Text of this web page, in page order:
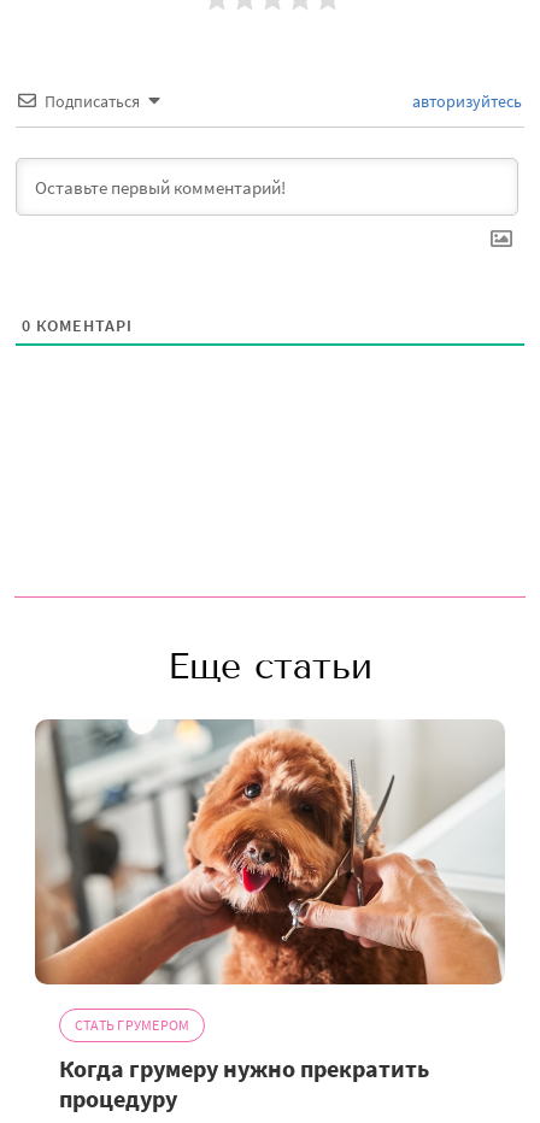
Подписаться авторизуйтесь
0 КОМЕНТАРІ
Еще статьи
СТАТЬ ГРУМЕРОМ
Когда грумеру нужно прекратить
процедуру